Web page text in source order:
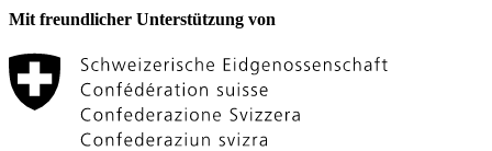
Mit freundlicher Unterstützung von